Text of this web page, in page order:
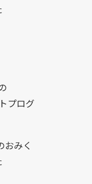
プログ
おみく